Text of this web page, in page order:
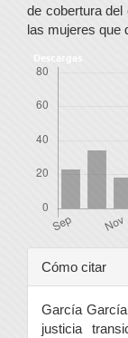
de cobertura
las mujeres que
Descargas
Detalles
del
artículo
Cómo citar
García
justicia